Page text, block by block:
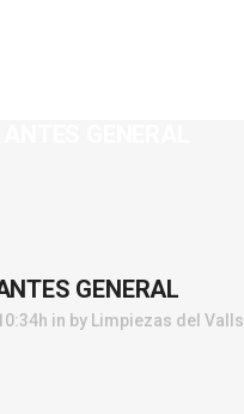
GENERAL
in by Limpiezas del Valls